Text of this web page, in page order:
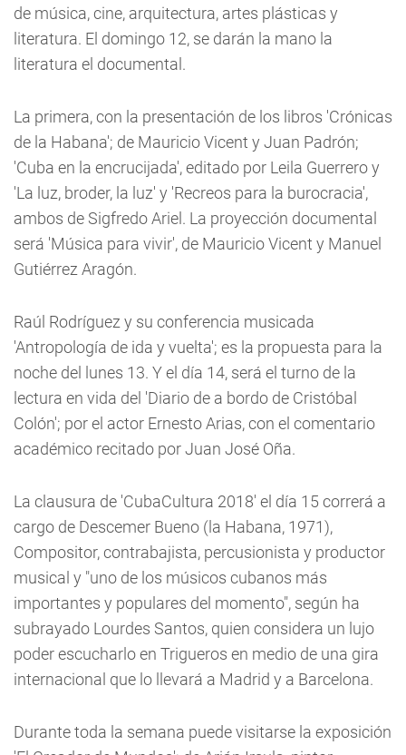
de música, cine, arquitectura, artes plásticas y
literatura. El domingo 12, se darán la mano la
literatura el documental.
La primera, con la presentación de los libros 'Crónicas
de la Habana'; de Mauricio Vicent y Juan Padrón;
'Cuba en la encrucijada', editado por Leila Guerrero y
'La luz, broder, la luz' y 'Recreos para la burocracia',
ambos de Sigfredo Ariel. La proyección documental
será 'Música para vivir', de Mauricio Vicent y Manuel
Gutiérrez Aragón.
Raúl Rodríguez y su conferencia musicada
'Antropología de ida y vuelta'; es la propuesta para la
noche del lunes 13. Y el día 14, será el turno de la
lectura en vida del 'Diario de a bordo de Cristóbal
Colón'; por el actor Ernesto Arias, con el comentario
académico recitado por Juan José Oña.
La clausura de 'CubaCultura 2018' el día 15 correrá a
cargo de Descemer Bueno (la Habana, 1971),
Compositor, contrabajista, percusionista y productor
musical y "uno de los músicos cubanos más
importantes y populares del momento", según ha
subrayado Lourdes Santos, quien considera un lujo
poder escucharlo en Trigueros en medio de una gira
internacional que lo llevará a Madrid y a Barcelona.
Durante toda la semana puede visitarse la exposición